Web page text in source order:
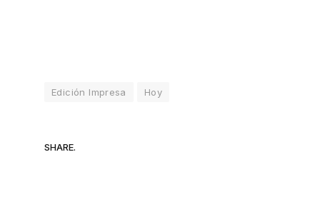
Edición Impresa Hoy
SHARE.